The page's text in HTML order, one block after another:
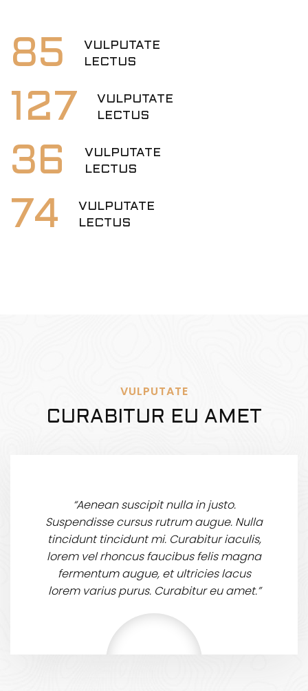
85
VULPUTATE
LECTUS
127
VULPUTATE
LECTUS
36
VULPUTATE
LECTUS
74
VULPUTATE
LECTUS
VULPUTATE
CURABITUR EU AMET
“Aenean suscipit nulla in justo.
Suspendisse cursus rutrum augue. Nulla
tincidunt tincidunt mi. Curabitur iaculis,
lorem vel rhoncus faucibus felis magna
fermentum augue, et ultricies lacus
lorem varius purus. Curabitur eu amet.”